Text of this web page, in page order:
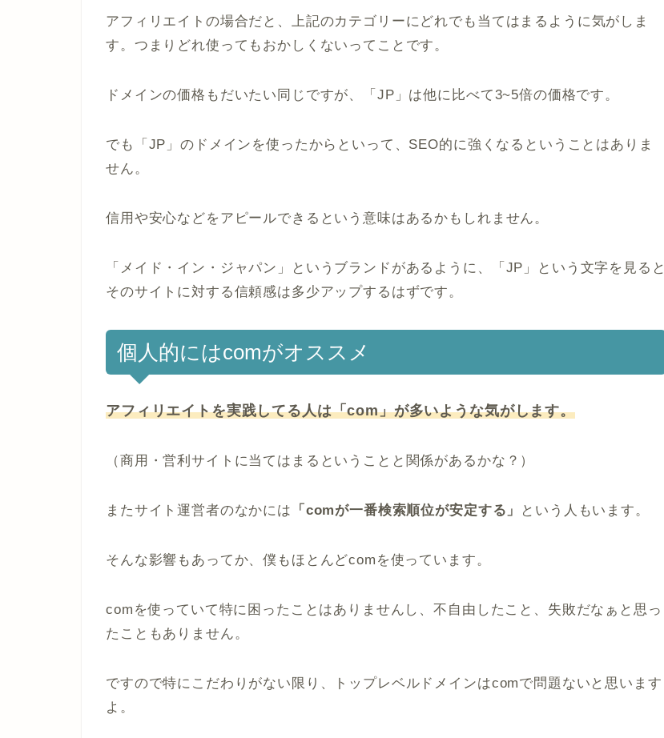
アフィリエイトの場合だと、上記のカテゴリーにどれでも当てはまるように気がしま
す。つまりどれ使ってもおかしくないってことです。
ドメインの価格もだいたい同じですが、「JP」は他に比べて3~5倍の価格です。
でも「JP」のドメインを使ったからといって、SEO的に強くなるということはありま
せん。
信用や安心などをアピールできるという意味はあるかもしれません。
「メイド・イン・ジャパン」というブランドがあるように、「JP」という文字を見ると
そのサイトに対する信頼感は多少アップするはずです。
個人的にはcomがオススメ
アフィリエイトを実践してる人は「com」が多いような気がします。
（商用・営利サイトに当てはまるということと関係があるかな？）
またサイト運営者のなかには 「comが一番検索順位が安定する」 という人もいます。
そんな影響もあってか、僕もほとんどcomを使っています。
comを使っていて特に困ったことはありませんし、不自由したこと、失敗だなぁと思っ
たこともありません。
ですので特にこだわりがない限り、トップレベルドメインはcomで問題ないと思います
よ。